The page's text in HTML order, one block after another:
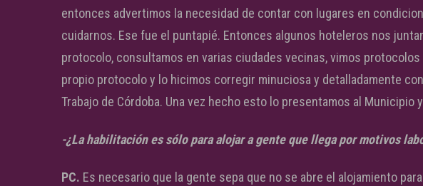
entonces advertimos la necesidad de contar con lugares en
cuidarnos. Ese fue el puntapié. Entonces algunos hoteleros nos
protocolo, consultamos en varias ciudades vecinas, vimos
propio protocolo y lo hicimos corregir minuciosa y detalladamente
Trabajo de Córdoba. Una vez hecho esto lo presentamos al Municipio
-¿La habilitación es sólo para alojar a gente que llega por motivos
PC. Es necesario que la gente sepa que no se abre el alojamiento